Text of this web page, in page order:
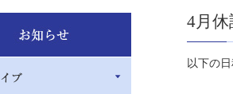
4月
以下の